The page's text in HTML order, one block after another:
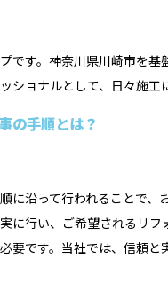
です。神奈川県川崎市を
ショナルとして、日々施
の手順とは？
に沿って行われることで
に行い、ご希望されるリ
要です。当社では、信頼